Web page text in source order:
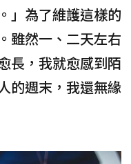
」為了維護這樣的
雖然一、二天左右
長，我就愈感到陌
的週末，我還無緣